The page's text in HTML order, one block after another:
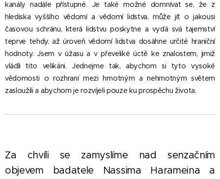
kanály nadále přístupné. Je také možné domnívat se, že z
hlediska vyššího vědomí a vědomí lidstva, může jít o jakousi
časovou schránu, která lidstvu poskytne a vydá svá tajemství
teprve tehdy, až úroveň vědomí lidstva dosáhne určité hraniční
hodnoty. Jsem v úžasu a v převeliké úctě ke znalostem, jimiž
vládli tito velikáni. Jednejme tak, abychom si tyto vysoké
vědomosti o rozhraní mezi hmotným a nehmotným světem
zasloužili a abychom je rozvíjeli pouze ku prospěchu života.
Za chvíli se zamyslíme nad senzačním
objevem badatele Nassima Harameina a